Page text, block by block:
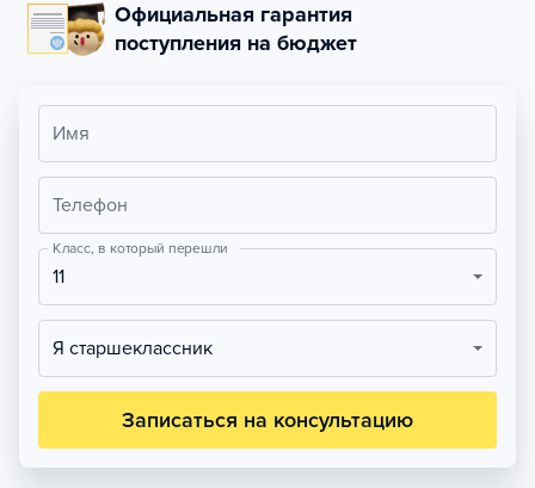
Официальная гарантия
поступления на бюджет
Имя
Телефон
Класс, в который перешли
11
Я старшеклассник
Записаться на консультацию